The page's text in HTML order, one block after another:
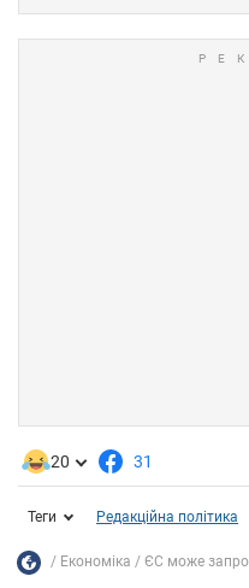
20 31
Теги Редакційна політика
Економіка ЄС може